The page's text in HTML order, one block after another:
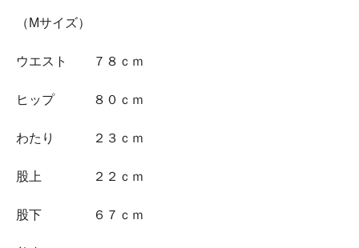
（Mサイズ）
ウエスト ７８ｃｍ
ヒップ ８０ｃｍ
わたり ２３ｃｍ
股上 ２２ｃｍ
股下 ６７ｃｍ